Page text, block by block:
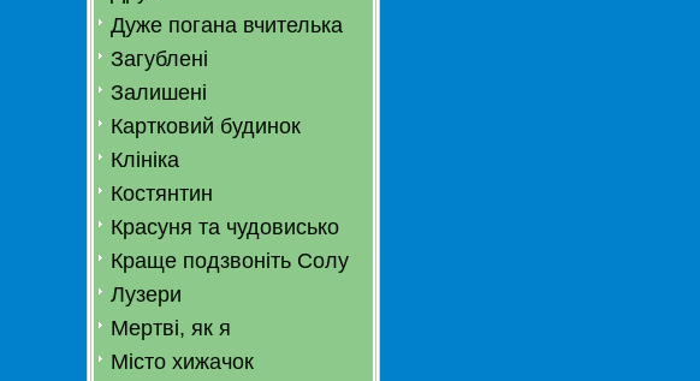
Дуже погана вчителька
Загублені
Залишені
Картковий будинок
Клініка
Костянтин
Красуня та чудовисько
Краще подзвоніть Солу
Лузери
Мертві, як я
Місто хижачок